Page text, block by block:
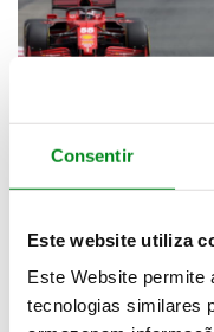
Consentir
Este website utiliza
Este Website permite
tecnologias similares
japonesa do
de 2021 foi cancelada
Promotor
complexidades